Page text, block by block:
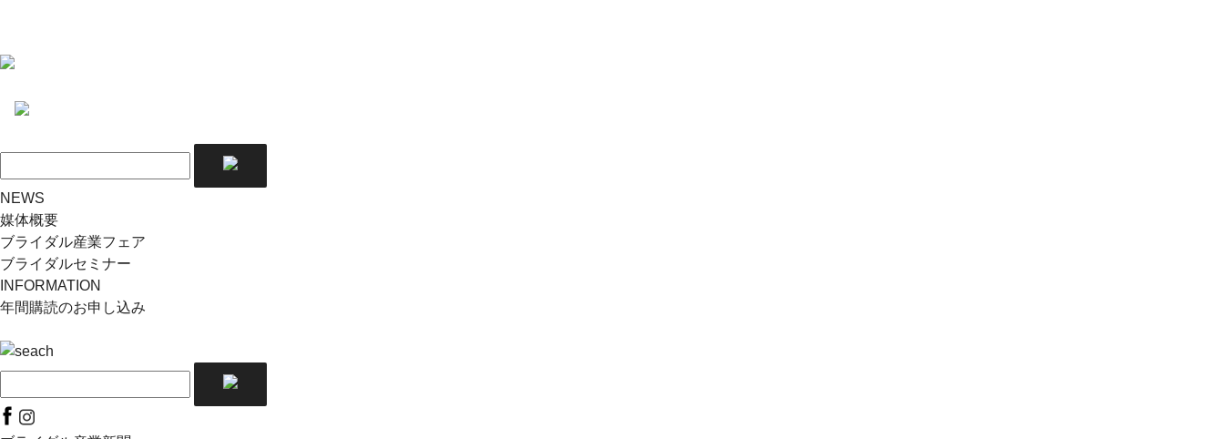
NEWS
媒体概要
ブライダル産業フェア
ブライダルセミナー
INFORMATION
年間購読のお申し込み